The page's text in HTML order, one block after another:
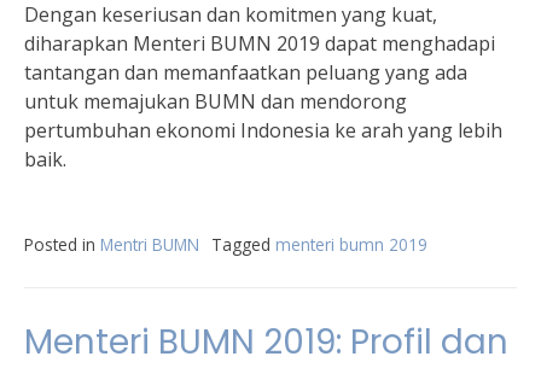
Dengan keseriusan dan komitmen yang kuat,
diharapkan Menteri BUMN 2019 dapat menghadapi
tantangan dan memanfaatkan peluang yang ada
untuk memajukan BUMN dan mendorong
pertumbuhan ekonomi Indonesia ke arah yang lebih
baik.
Posted in Mentri BUMN Tagged menteri bumn 2019
Menteri BUMN 2019: Profil dan